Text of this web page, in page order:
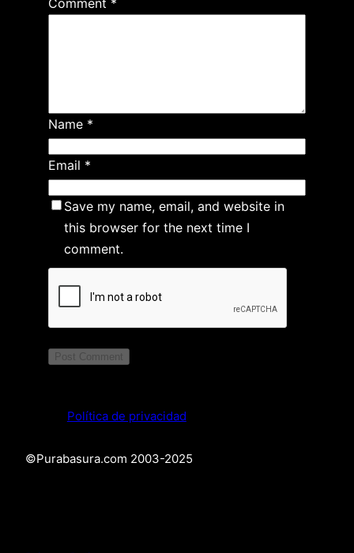
Comment *
Name *
Email *
Save my name, email, and website in
this browser for the next time I
comment.
Política de privacidad
©Purabasura.com 2003-2025